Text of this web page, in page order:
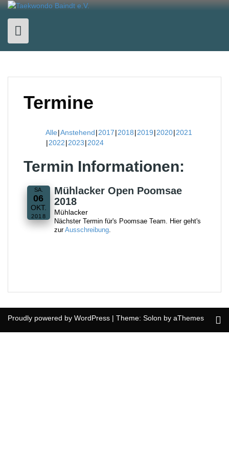
Skip
content
Termine
Alle Anstehend 2017 2018 2019 2020 2021
2022 2023 2024
Termin Informationen:
SA.
06
OKT.
2018
Mühlacker Open Poomsae
2018
Mühlacker
Nächster Termin für's Poomsae Team. Hier geht's
zurAusschreibung.
Proudly powered by WordPress | Theme: Solon by aThemes